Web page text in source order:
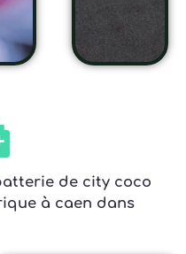
de city coco
à caen dans